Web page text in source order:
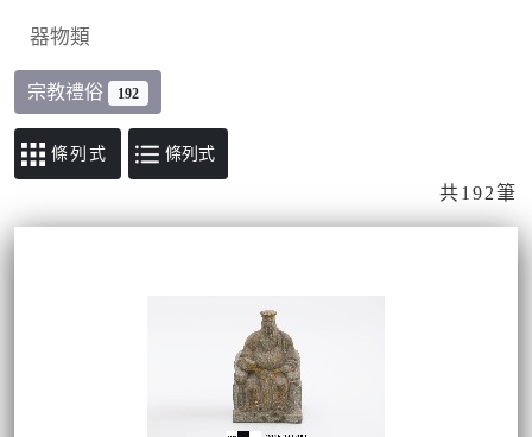
器物類
宗教禮俗 192
條列式
共192筆